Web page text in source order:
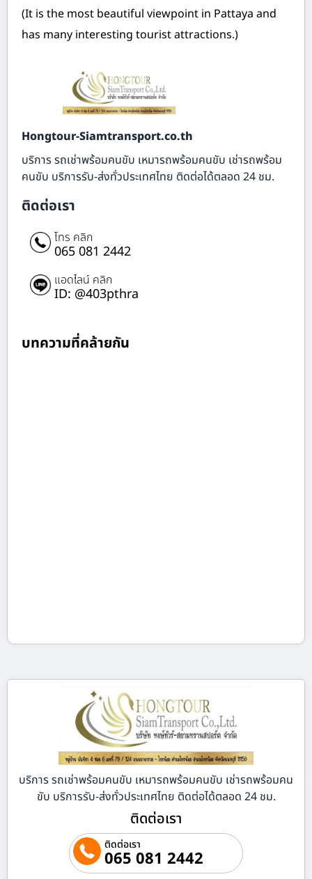
(It is the most beautiful viewpoint in Pattaya and
has many interesting tourist attractions.)
Hongtour-Siamtransport.co.th
บริการ รถเช่าพร้อมคนขับ เหมารถพร้อมคนขับ เช่ารถพร้อม
คนขับ บริการรับ-ส่งทั่วประเทศไทย ติดต่อได้ตลอด 24 ชม.
ติดต่อเรา
โทร คลิก
065 081 2442
แอดไลน์ คลิก
ID: @403pthra
บทความที่คล้ายกัน
บริการ รถเช่าพร้อมคนขับ เหมารถพร้อมคนขับ เช่ารถพร้อมคน
ขับ บริการรับ-ส่งทั่วประเทศไทย ติดต่อได้ตลอด 24 ชม.
ติดต่อเรา
ติดต่อเรา
065 081 2442